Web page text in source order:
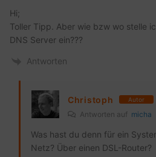
Hi;
Toller Tipp. Aber wie bzw wo stelle
DNS Server ein???
Antworten
Christoph Autor
Antworten auf micha
Was hast du denn für ein
Netz? Über einen DSL-Router?